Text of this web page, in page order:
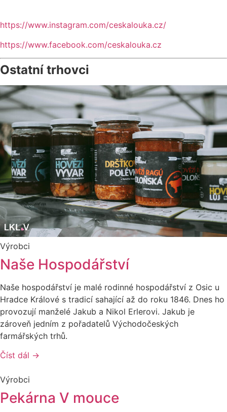
https://www.instagram.com/ceskalouka.cz/
https://www.facebook.com/ceskalouka.cz
Ostatní trhovci
Výrobci
Naše Hospodářství
Naše hospodářství je malé rodinné hospodářství z Osic u
Hradce Králové s tradicí sahající až do roku 1846. Dnes ho
provozují manželé Jakub a Nikol Erlerovi. Jakub je
zároveň jedním z pořadatelů Východočeských
farmářských trhů.
Číst dál →
Výrobci
Pekárna V mouce